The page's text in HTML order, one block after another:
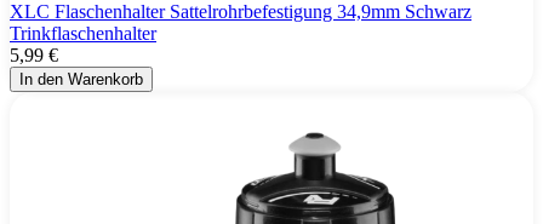
XLC Flaschenhalter Sattelrohrbefestigung 34,9mm Schwarz
Trinkflaschenhalter
5,99 €
In den Warenkorb